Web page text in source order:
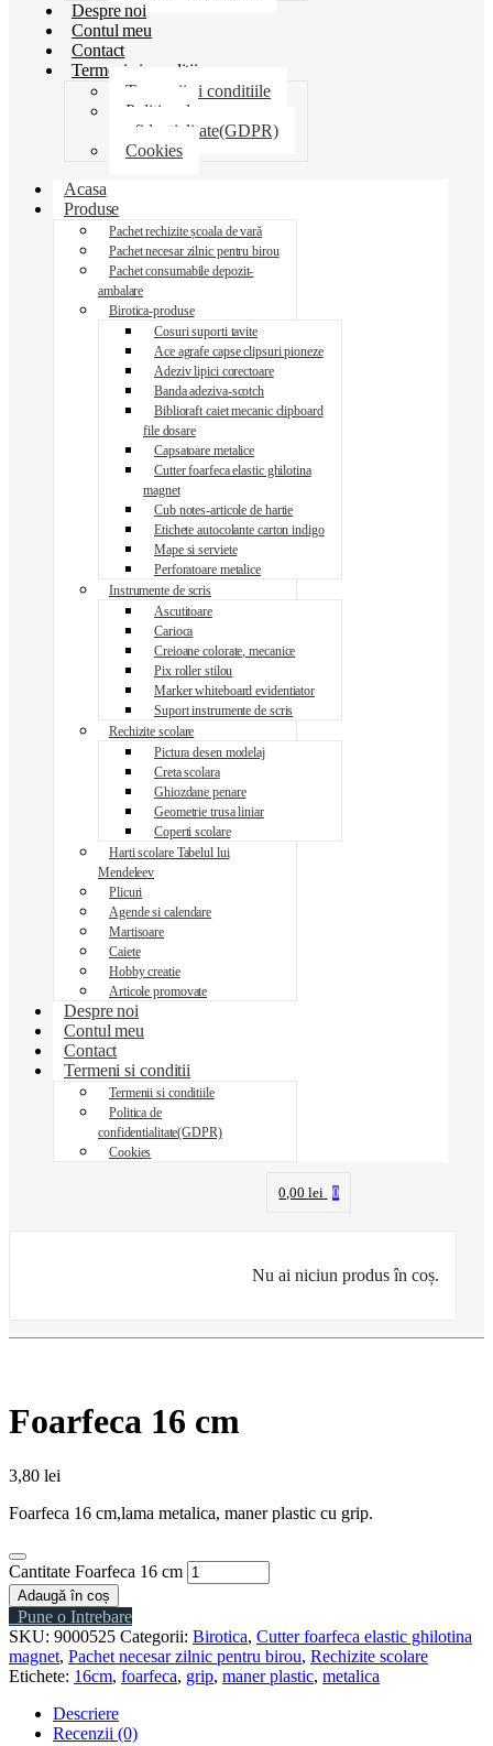
Despre noi
Contul meu
Contact
Termeni si conditii
Termenii si conditiile
Politica de
confidentialitate(GDPR)
Cookies
Acasa
Produse
Pachet rechizite școala de vară
Pachet necesar zilnic pentru birou
Pachet consumabile depozit-
ambalare
Birotica-produse
Cosuri suporti tavite
Ace agrafe capse clipsuri pioneze
Adeziv lipici corectoare
Banda adeziva-scotch
Biblioraft caiet mecanic clipboard
file dosare
Capsatoare metalice
Cutter foarfeca elastic ghilotina
magnet
Cub notes-articole de hartie
Etichete autocolante carton indigo
Mape si serviete
Perforatoare metalice
Instrumente de scris
Ascutitoare
Carioca
Creioane colorate, mecanice
Pix roller stilou
Marker whiteboard evidentiator
Suport instrumente de scris
Rechizite scolare
Pictura desen modelaj
Creta scolara
Ghiozdane penare
Geometrie trusa liniar
Coperti scolare
Harti scolare Tabelul lui
Mendeleev
Plicuri
Agende si calendare
Martisoare
Caiete
Hobby creatie
Articole promovate
Despre noi
Contul meu
Contact
Termeni si conditii
Termenii si conditiile
Politica de
confidentialitate(GDPR)
Cookies
0,00lei 0
Nu ai niciun produs în coș.
Foarfeca 16 cm
3,80 lei
Foarfeca 16 cm,lama metalica, maner plastic cu grip.
Cantitate Foarfeca 16 cm
Adaugă în coș
Pune o Intrebare
SKU: 9000525 Categorii: Birotica, Cutter foarfeca elastic ghilotina
magnet, Pachet necesar zilnic pentru birou, Rechizite scolare
Etichete: 16cm, foarfeca, grip, maner plastic, metalica
Descriere
Recenzii (0)